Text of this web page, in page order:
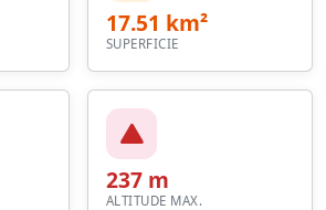
17.51 km²
SUPERFICIE
237 m
ALTITUDE MAX.